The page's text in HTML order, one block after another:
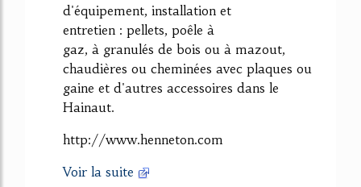
d'équipement, installation et
entretien : pellets, poêle à
gaz, à granulés de bois ou à mazout,
chaudières ou cheminées avec plaques ou
gaine et d'autres accessoires dans le
Hainaut.
http://www.henneton.com
Voir la suite